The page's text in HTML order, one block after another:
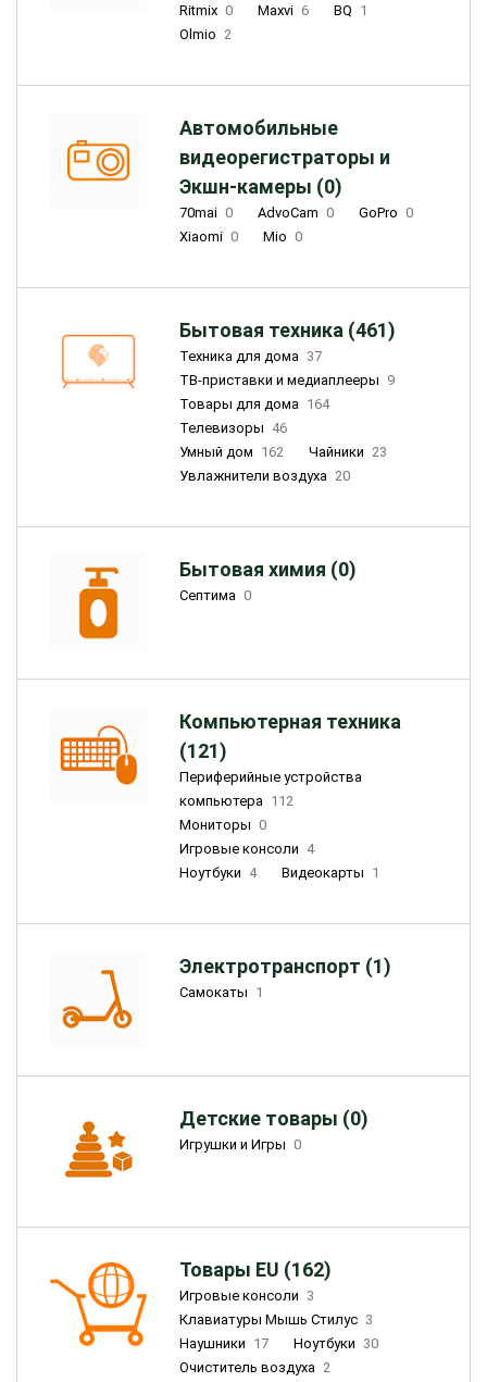
Ritmix 0 Maxvi 6 BQ 1
Olmio 2
Автомобильные
видеорегистраторы и
Экшн-камеры (0)
70mai 0 AdvoCam 0 GoPro 0
Xiaomi 0 Mio 0
Бытовая техника (461)
Техника для дома 37
ТВ-приставки и медиаплееры 9
Товары для дома 164
Телевизоры 46
Умный дом 162 Чайники 23
Увлажнители воздуха 20
Бытовая химия (0)
Септима 0
Компьютерная техника
(121)
Периферийные устройства
компьютера 112
Мониторы 0
Игровые консоли 4
Ноутбуки 4 Видеокарты 1
Электротранспорт (1)
Самокаты 1
Детские товары (0)
Игрушки и Игры 0
Товары EU (162)
Игровые консоли 3
Клавиатуры Мышь Стилус 3
Наушники 17 Ноутбуки 30
Очиститель воздуха 2